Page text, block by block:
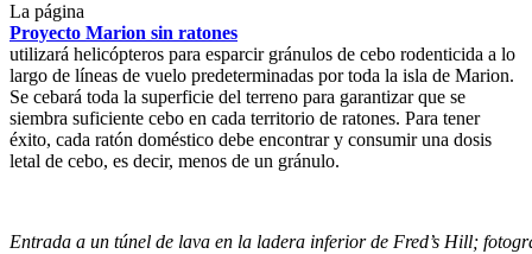
La página
Proyecto Marion sin ratones
utilizará helicópteros para esparcir gránulos de cebo rodenticida a lo
largo de líneas de vuelo predeterminadas por toda la isla de Marion.
Se cebará toda la superficie del terreno para garantizar que se
siembra suficiente cebo en cada territorio de ratones. Para tener
éxito, cada ratón doméstico debe encontrar y consumir una dosis
letal de cebo, es decir, menos de un gránulo.
Entrada a un túnel de lava en la ladera inferior de Fred’s Hill;